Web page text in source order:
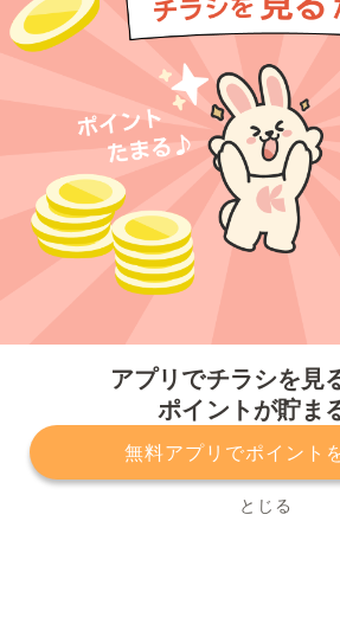
アプリでチラシを見
ポイントが貯ま
無料アプリでポイント
とじる
プライバシーポリシー 利用規約
サービスに関してのお問い合わせ